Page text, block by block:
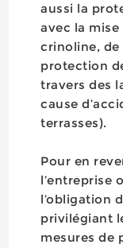
aussi la
avec la mise
crinoline, de
protection
travers des
cause
terrasses).
Pour en
l’entreprise
l’obligation
privilégiant
mesures de